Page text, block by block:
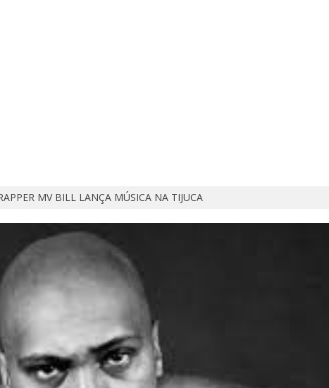
MV BILL LANÇA MÚSICA NA TIJUCA